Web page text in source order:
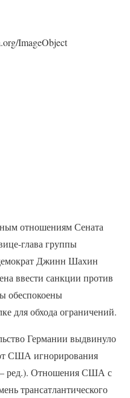
ImageObject
отношениям Сената
глава группы
Джинн Шахин
ввести санкции против
обеспокоены
для обхода ограничений.
Германии выдвинуло
США игнорирования
— ред.). Отношения США с
трансатлантического